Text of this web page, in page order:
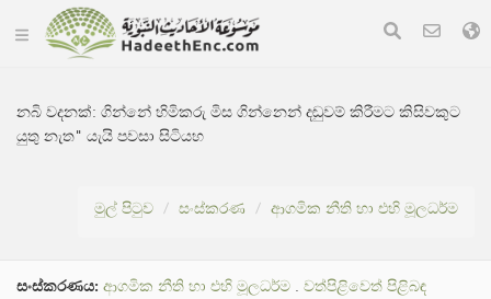
නබි වදනක්:ගින්නේ හිමිකරු මිස ගින්නෙන් දඬුවම් කිරීමට කිසිවකුට
යුතු නැත" යැයි පවසා සිටියහ
මුල් පිටුව සංස්කරණ ආගමික නීති හා එහි මූලධර්ම
සංස්කරණය: ආගමික නීති හා එහි මූලධර්ම . වත්පිළිවෙත් පිළිබඳ